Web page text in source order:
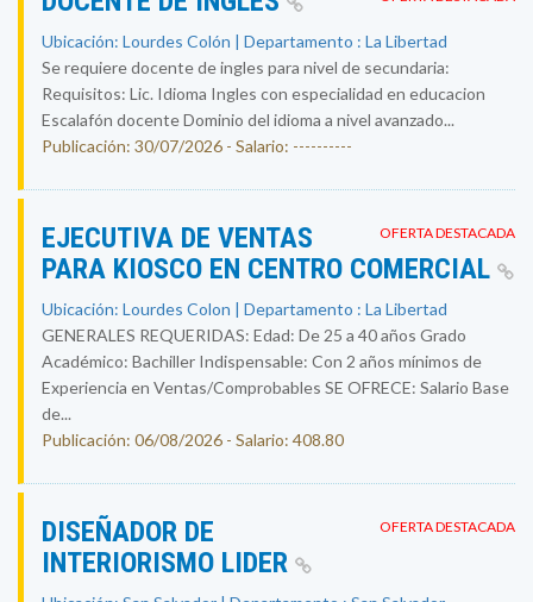
Ubicación: Lourdes Colón | Departamento : La Libertad
Se requiere docente de ingles para nivel de secundaria:
Requisitos: Lic. Idioma Ingles con especialidad en educacion
Escalafón docente Dominio del idioma a nivel avanzado...
Publicación: 30/07/2026 - Salario: ----------
OFERTA DESTACADA
EJECUTIVA DE VENTAS
PARA KIOSCO EN CENTRO COMERCIAL
Ubicación: Lourdes Colon | Departamento : La Libertad
GENERALES REQUERIDAS: Edad: De 25 a 40 años Grado
Académico: Bachiller Indispensable: Con 2 años mínimos de
Experiencia en Ventas/Comprobables SE OFRECE: Salario Base
de...
Publicación: 06/08/2026 - Salario: 408.80
OFERTA DESTACADA
DISEÑADOR DE
INTERIORISMO LIDER